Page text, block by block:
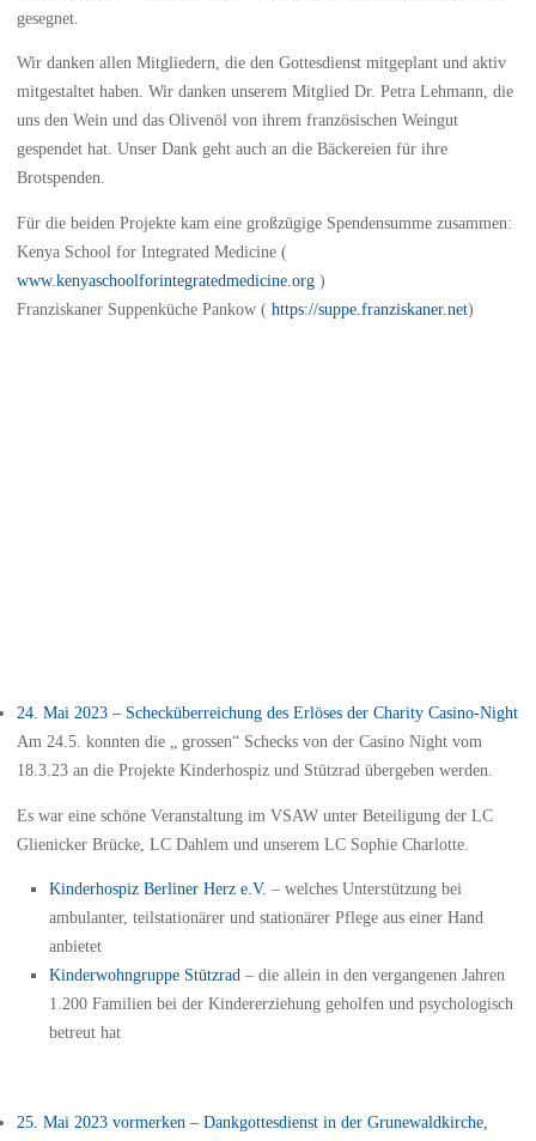
gesegnet.
Wir danken allen Mitgliedern, die den Gottesdienst mitgeplant und aktiv
mitgestaltet haben. Wir danken unserem Mitglied Dr. Petra Lehmann, die
uns den Wein und das Olivenöl von ihrem französischen Weingut
gespendet hat. Unser Dank geht auch an die Bäckereien für ihre
Brotspenden.
Für die beiden Projekte kam eine großzügige Spendensumme zusammen:
Kenya School for Integrated Medicine (
www.kenyaschoolforintegratedmedicine.org)
Franziskaner Suppenküche Pankow ( https://suppe.franziskaner.net)
24. Mai 2023 – Schecküberreichung des Erlöses der Charity Casino-Night
Am 24.5. konnten die „ grossen“ Schecks von der Casino Night vom
18.3.23 an die Projekte Kinderhospiz und Stützrad übergeben werden.
Es war eine schöne Veranstaltung im VSAW unter Beteiligung der LC
Glienicker Brücke, LC Dahlem und unserem LC Sophie Charlotte.
Kinderhospiz Berliner Herz e.V. – welches Unterstützung bei
ambulanter, teilstationärer und stationärer Pflege aus einer Hand
anbietet
Kinderwohngruppe Stützrad– die allein in den vergangenen Jahren
1.200 Familien bei der Kindererziehung geholfen und psychologisch
betreut hat
25. Mai 2023 vormerken – Dankgottesdienst in der Grunewaldkirche,